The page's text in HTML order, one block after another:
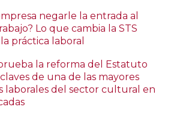
negarle la entrada al
Lo que cambia la STS
práctica laboral
la reforma del Estatuto
de una de las mayores
laborales del sector cultural en